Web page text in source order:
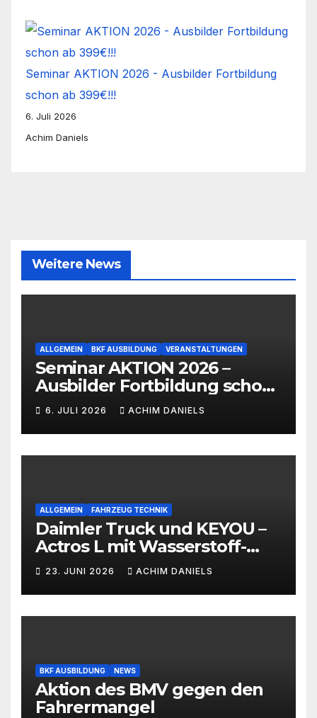
Seminar AKTION 2026 - Ausbilder Fortbildung
schon ab 399€!!!
6. Juli 2026
Achim Daniels
Weitere News
ALLGEMEIN BKF AUSBILDUNG VERANSTALTUNGEN
Seminar AKTION 2026 –
Ausbilder Fortbildung schon
ab 399€!!!
6. JULI 2026 ACHIM DANIELS
ALLGEMEIN FAHRZEUG TECHNIK
Daimler Truck und KEYOU –
Actros L mit Wasserstoff-
Verbrennermotor
23. JUNI 2026 ACHIM DANIELS
BKF AUSBILDUNG NEWS
Aktion des BMV gegen den
Fahrermangel